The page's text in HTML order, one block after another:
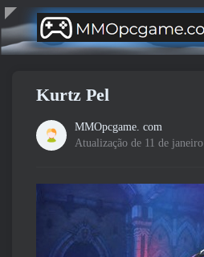
Kurtz Pel
MMOpcgame. com
Atualização de 11 de janeiro